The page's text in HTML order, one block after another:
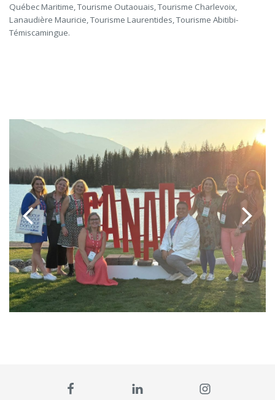
Québec Maritime, Tourisme Outaouais, Tourisme Charlevoix,
Lanaudière Mauricie, Tourisme Laurentides, Tourisme Abitibi-
Témiscamingue.